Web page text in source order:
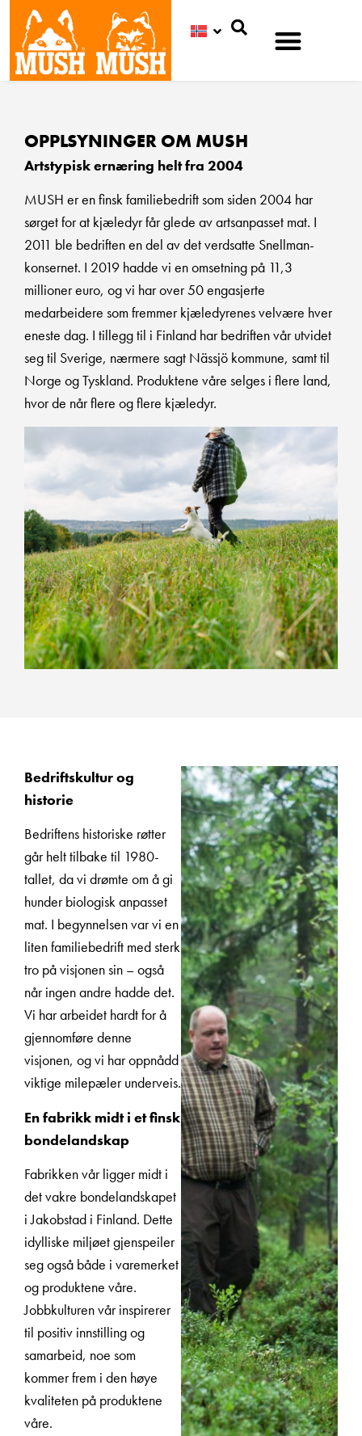
OPPLSYNINGER OM MUSH
Artstypisk ernæring helt fra 2004
MUSH er en finsk familiebedrift som siden 2004 har
sørget for at kjæledyr får glede av artsanpasset mat. I
2011 ble bedriften en del av det verdsatte Snellman-
konsernet. I 2019 hadde vi en omsetning på 11,3
millioner euro, og vi har over 50 engasjerte
medarbeidere som fremmer kjæledyrenes velvære hver
eneste dag. I tillegg til i Finland har bedriften vår utvidet
seg til Sverige, nærmere sagt Nässjö kommune, samt til
Norge og Tyskland. Produktene våre selges i flere land,
hvor de når flere og flere kjæledyr.
Bedriftskultur og
historie
Bedriftens historiske røtter
går helt tilbake til 1980-
tallet, da vi drømte om å gi
hunder biologisk anpasset
mat. I begynnelsen var vi en
liten familiebedrift med sterk
tro på visjonen sin – også
når ingen andre hadde det.
Vi har arbeidet hardt for å
gjennomføre denne
visjonen, og vi har oppnådd
viktige milepæler underveis.
En fabrikk midt i et finsk
bondelandskap
Fabrikken vår ligger midt i
det vakre bondelandskapet
i Jakobstad i Finland. Dette
idylliske miljøet gjenspeiler
seg også både i varemerket
og produktene våre.
Jobbkulturen vår inspirerer
til positiv innstilling og
samarbeid, noe som
kommer frem i den høye
kvaliteten på produktene
våre.